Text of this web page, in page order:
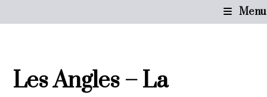
Menu
Les Angles – La